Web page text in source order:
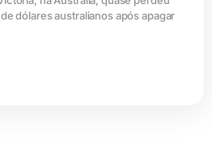
dólares australianos após apagar